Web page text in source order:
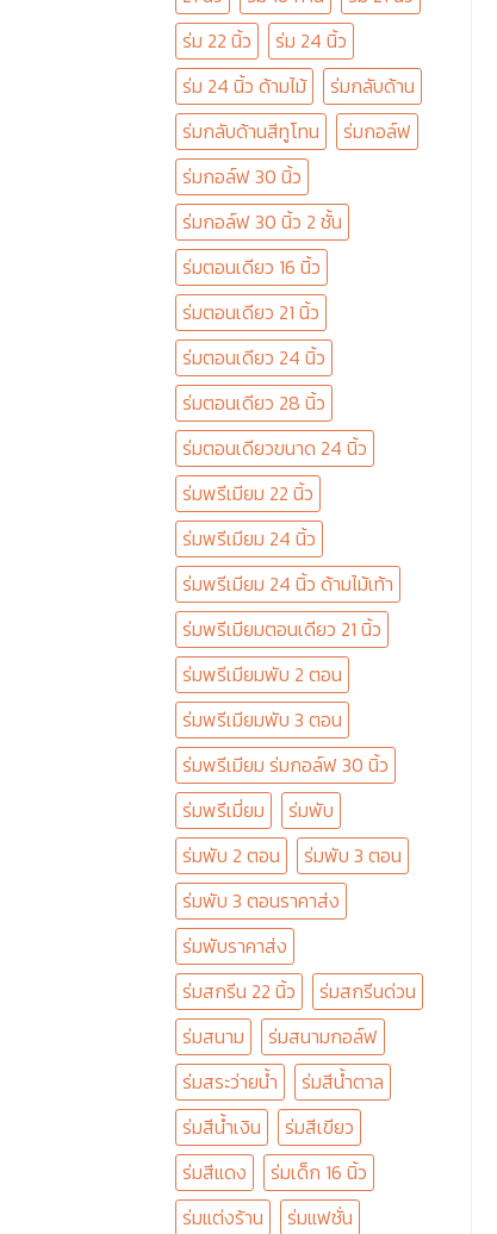
ร่ม 22 นิ้ว
ร่ม 24 นิ้ว
ร่ม 24 นิ้ว ด้ามไม้
ร่มกลับด้าน
ร่มกลับด้านสีทูโทน
ร่มกอล์ฟ
ร่มกอล์ฟ 30 นิ้ว
ร่มกอล์ฟ 30 นิ้ว 2 ชั้น
ร่มตอนเดียว 16 นิ้ว
ร่มตอนเดียว 21 นิ้ว
ร่มตอนเดียว 24 นิ้ว
ร่มตอนเดียว 28 นิ้ว
ร่มตอนเดียวขนาด 24 นิ้ว
ร่มพรีเมียม 22 นิ้ว
ร่มพรีเมียม 24 นิ้ว
ร่มพรีเมียม 24 นิ้ว ด้ามไม้เท้า
ร่มพรีเมียมตอนเดียว 21 นิ้ว
ร่มพรีเมียมพับ 2 ตอน
ร่มพรีเมียมพับ 3 ตอน
ร่มพรีเมียม ร่มกอล์ฟ 30 นิ้ว
ร่มพรีเมี่ยม
ร่มพับ
ร่มพับ 2 ตอน
ร่มพับ 3 ตอน
ร่มพับ 3 ตอนราคาส่ง
ร่มพับราคาส่ง
ร่มสกรีน 22 นิ้ว
ร่มสกรีนด่วน
ร่มสนาม
ร่มสนามกอล์ฟ
ร่มสระว่ายน้ำ
ร่มสีน้ำตาล
ร่มสีน้ำเงิน
ร่มสีเขียว
ร่มสีแดง
ร่มเด็ก 16 นิ้ว
ร่มแต่งร้าน
ร่มแฟชั่น